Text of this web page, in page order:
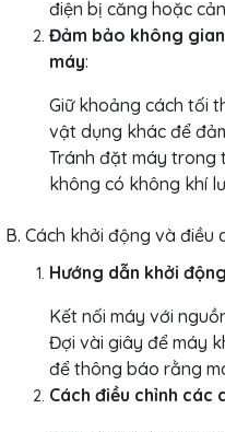
điện bị căng hoặc
Đảm bảo không
máy:
Giữ khoảng cách tối
vật dụng khác để
Tránh đặt máy trong
không có không khí
B. Cách khởi động và điều
Hướng dẫn khởi
Kết nối máy với
Đợi vài giây để máy
để thông báo rằng
Cách điều chỉnh các